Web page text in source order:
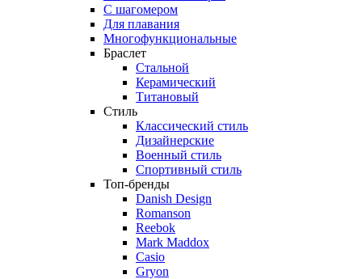
С шагомером
Для плавания
Многофункциональные
Браслет
Стальной
Керамический
Титановый
Стиль
Классический стиль
Дизайнерские
Военный стиль
Спортивный стиль
Топ-бренды
Danish Design
Romanson
Reebok
Mark Maddox
Casio
Gryon